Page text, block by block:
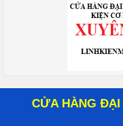
CỬA HÀNG ĐẠI